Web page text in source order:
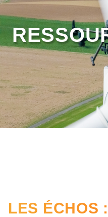
LES ÉCHOS :